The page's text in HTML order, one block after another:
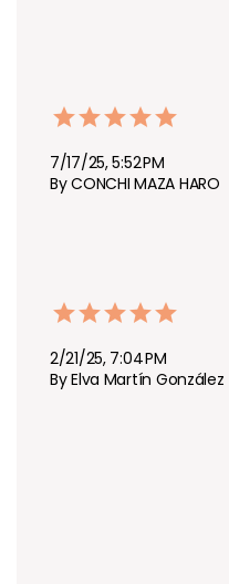
7/17/25, 5:52 PM
By CONCHI MAZA HARO
2/21/25, 7:04 PM
By Elva Martín González